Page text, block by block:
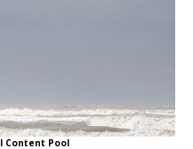
Content Pool